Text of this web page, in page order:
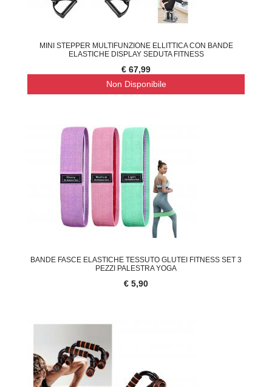
MINI STEPPER MULTIFUNZIONE ELLITTICA CON BANDE
ELASTICHE DISPLAY SEDUTA FITNESS
€ 67,99
Non Disponibile
BANDE FASCE ELASTICHE TESSUTO GLUTEI FITNESS SET 3
PEZZI PALESTRA YOGA
€ 5,90